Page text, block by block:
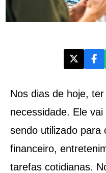
Nos dias de hoje,
necessidade. Ele
sendo utilizado para
financeiro,
tarefas cotidianas.